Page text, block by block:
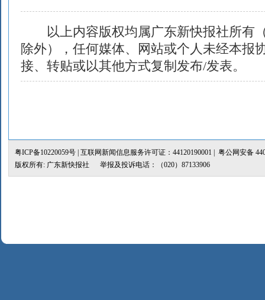
以上内容版权均属广东新快报社所有
除外），任何媒体、网站或个人未经本报
接、转贴或以其他方式复制发布/发表。
粤ICP备10220059号 | 互联网新闻信息服务许可证：44120190001 | 粤公网安备
版权所有: 广东新快报社 举报及投诉电话：（020）87133906